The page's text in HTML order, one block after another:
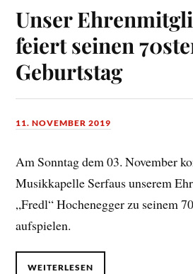
Unser
feiert seinen
Geburtstag
11. NOVEMBER 2019
Am Sonntag dem 03. November
Musikkapelle Serfaus unserem
„Fredl“ Hochenegger zu seinem
aufspielen.
WEITERLESEN